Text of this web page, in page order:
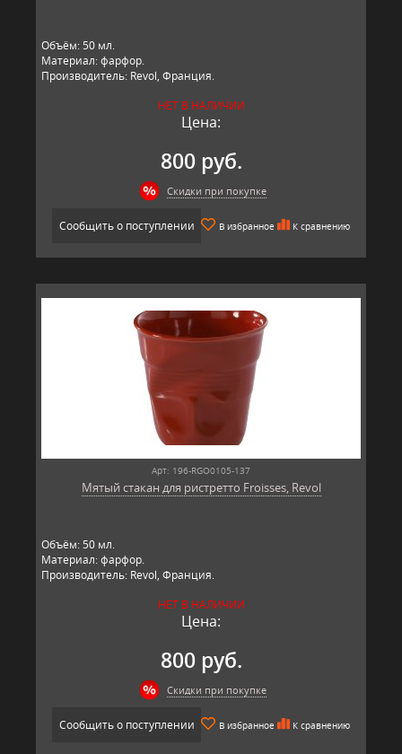
Объём: 50 мл.
Материал: фарфор.
Производитель: Revol, Франция.
НЕТ В НАЛИЧИИ
Цена:
800 руб.
Скидки при покупке
Сообщить о поступлении В избранное К сравнению
Арт: 196-RGO0105-137
Мятый стакан для ристретто Froisses, Revol
Объём: 50 мл.
Материал: фарфор.
Производитель: Revol, Франция.
НЕТ В НАЛИЧИИ
Цена:
800 руб.
Скидки при покупке
Сообщить о поступлении В избранное К сравнению